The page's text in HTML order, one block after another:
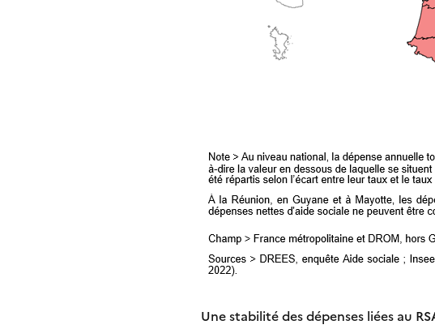
Une stabilité des dépenses liées au